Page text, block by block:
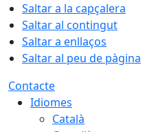
Saltar a la capçalera
Saltar al contingut
Saltar a enllaços
Saltar al peu de pàgina
Contacte
Idiomes
Català